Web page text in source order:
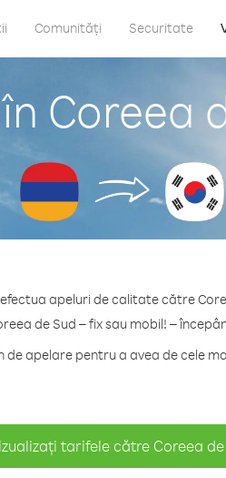
Comunități Securitate
Coreea
apeluri de calitate către
de Sud – fix sau mobil! –
apelare pentru a avea de cele
tarifele către Coreea de